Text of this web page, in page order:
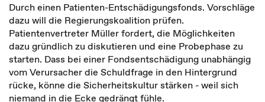
Durch einen Patienten-Entschädigungsfonds. Vorschläge
dazu will die Regierungskoalition prüfen.
Patientenvertreter Müller fordert, die Möglichkeiten
dazu gründlich zu diskutieren und eine Probephase zu
starten. Dass bei einer Fondsentschädigung unabhängig
vom Verursacher die Schuldfrage in den Hintergrund
rücke, könne die Sicherheitskultur stärken - weil sich
niemand in die Ecke gedrängt fühle.